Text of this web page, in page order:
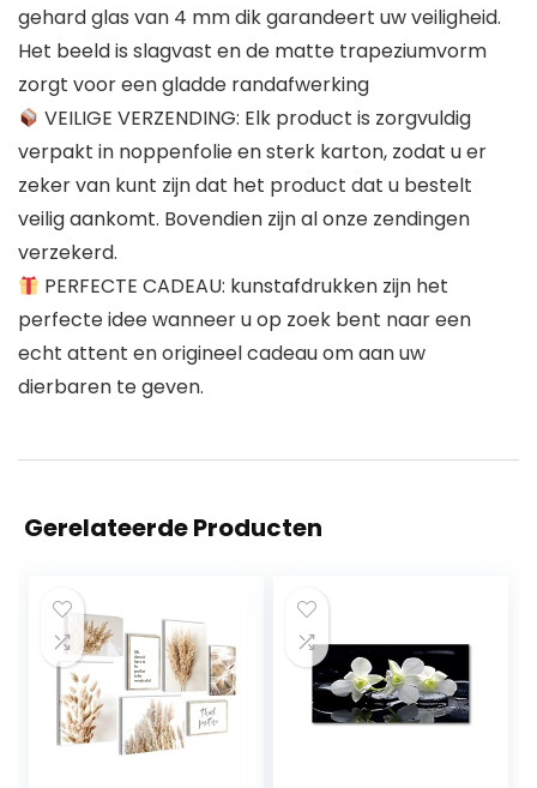
gehard glas van 4 mm dik garandeert uw veiligheid.
Het beeld is slagvast en de matte trapeziumvorm
zorgt voor een gladde randafwerking
VEILIGE VERZENDING: Elk product is zorgvuldig
verpakt in noppenfolie en sterk karton, zodat u er
zeker van kunt zijn dat het product dat u bestelt
veilig aankomt. Bovendien zijn al onze zendingen
verzekerd.
PERFECTE CADEAU: kunstafdrukken zijn het
perfecte idee wanneer u op zoek bent naar een
echt attent en origineel cadeau om aan uw
dierbaren te geven.
Gerelateerde Producten